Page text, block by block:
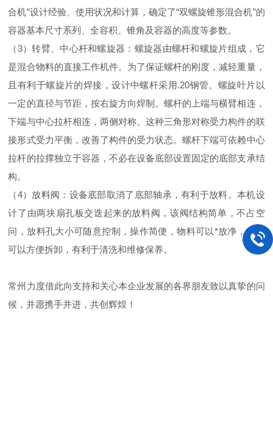
合机”设计经验、使用状况和计算，确定了“双螺旋锥形混合机”的
容器基本尺寸系列、全容积、锥角及容器的高度等参数。
（3）转臂、中心杆和螺旋器：螺旋器由螺杆和螺旋片组成，它
是混合物料的直接工作机件。为了保证螺杆的刚度，减轻重量，
且有利于螺旋片的焊接，设计中螺杆采用.20钢管。螺旋叶片以
一定的直径与节距，按右旋方向焊制。螺杆的上端与横臂相连，
下端与中心拉杆相连，两侧对称。这种三角形对称受力构件的联
接形式受力平衡，改善了构件的受力状态。螺杆下端可依赖中心
拉杆的拉撑独立于容器，不必在设备底部设置固定的底部支承结
构。
（4）放料阀：设备底部取消了底部轴承，有利于放料。本机设
计了由两块扇孔板交迭起来的放料阀，该阀结构简单，不占空
问，放料孔大小可随意控制，操作简便，物料可以*放净，并且
可以方便拆卸，有利于清洗和维修保养。
常州力度借此向支持和关心本企业发展的各界朋友致以真挚的问
候，并愿携手并进，共创辉煌！